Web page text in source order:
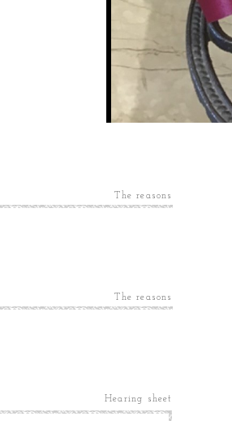
The reasons
The reasons
Hearing sheet